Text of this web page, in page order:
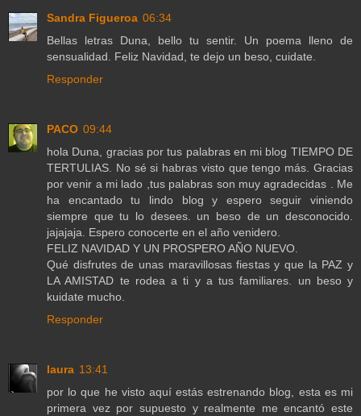
Sandra Figueroa 06:34
Bellas letras Duna, bello tu sentir. Un poema lleno de
sensualidad. Feliz Navidad, te dejo un beso, cuidate.
Responder
PACO 09:44
hola Duna, gracias por tus palabras en mi blog TIEMPO DE
TERTULIAS. No sé si habras visto que tengo más. Gracias
por venir a mi lado ,tus palabras son muy agradecidas . Me
ha encantado tu lindo blog y espero seguir viniendo
siempre que tu lo desees. un beso de un desconocido.
jajajaja. Espero conocerte en el año venidero.
FELIZ NAVIDAD Y UN PROSPERO AÑO NUEVO.
Qué disfrutes de unas maravillosas fiestas y que la PAZ y
LA AMISTAD te rodea a ti y a tus familiares. un beso y
kuidate mucho.
Responder
laura 13:41
por lo que he visto aquí estás estrenando blog, esta es mi
primera vez por supuesto y realmente me encantó este